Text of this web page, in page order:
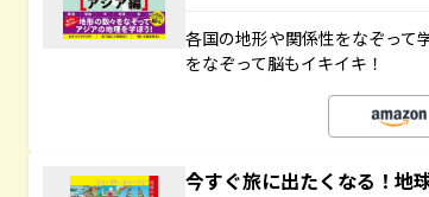
各国の地形や関係性をなぞって
をなぞって脳もイキイキ！
今すぐ旅に出たくなる！地